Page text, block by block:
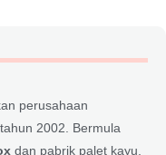
perusahaan
2002. Bermula
dan pabrik palet kayu,